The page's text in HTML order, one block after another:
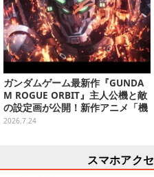
ガンダムゲーム最新作『GUNDA
M ROGUE ORBIT』主人公機と敵
の設定画が公開！新作アニメ「機
動戦士ガンダムRG アレックスゼ
2026.7.24
スマホアク